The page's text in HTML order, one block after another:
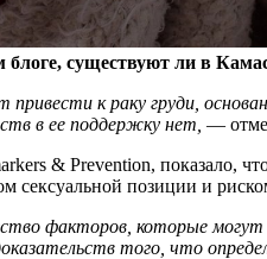
существуют ли в
привести к раку груди,
в ее поддержку нет, —
& Prevention, показало,
позиции и
факторов, которые
того, что